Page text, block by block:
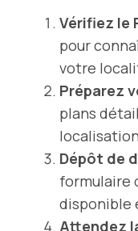
Vérifiez le
pour
votre
Préparez
plans
Dépôt de
formulaire
disponible
Attendez